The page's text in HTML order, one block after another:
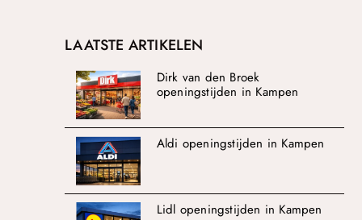
LAATSTE ARTIKELEN
Dirk van den Broek
openingstijden in Kampen
Aldi openingstijden in Kampen
Lidl openingstijden in Kampen